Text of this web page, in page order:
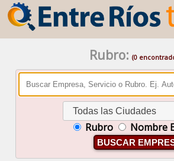
Rubro: (0
Todas las Ciudades
Rubro Nombre
BUSCAR